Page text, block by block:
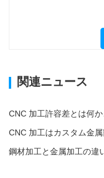
関連ニュース
鋼材加工と金属加工の違